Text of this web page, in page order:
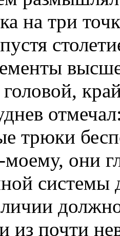
на три
трюки
моему, они
системы
из почти